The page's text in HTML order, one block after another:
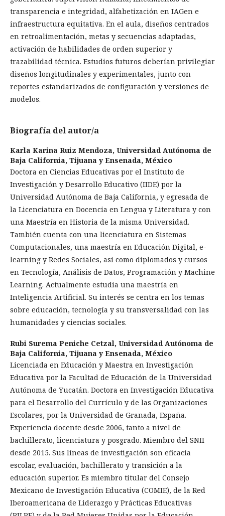
transparencia e integridad, alfabetización en IAGen e
infraestructura equitativa. En el aula, diseños centrados
en retroalimentación, metas y secuencias adaptadas,
activación de habilidades de orden superior y
trazabilidad técnica. Estudios futuros deberían privilegiar
diseños longitudinales y experimentales, junto con
reportes estandarizados de configuración y versiones de
modelos.
Biografía del autor/a
Karla Karina Ruiz Mendoza, Universidad Autónoma de
Baja California, Tijuana y Ensenada, México
Doctora en Ciencias Educativas por el Instituto de
Investigación y Desarrollo Educativo (IIDE) por la
Universidad Autónoma de Baja California, y egresada de
la Licenciatura en Docencia en Lengua y Literatura y con
una Maestría en Historia de la misma Universidad.
También cuenta con una licenciatura en Sistemas
Computacionales, una maestría en Educación Digital, e-
learning y Redes Sociales, así como diplomados y cursos
en Tecnología, Análisis de Datos, Programación y Machine
Learning. Actualmente estudia una maestría en
Inteligencia Artificial. Su interés se centra en los temas
sobre educación, tecnología y su transversalidad con las
humanidades y ciencias sociales.
Rubi Surema Peniche Cetzal, Universidad Autónoma de
Baja California, Tijuana y Ensenada, México
Licenciada en Educación y Maestra en Investigación
Educativa por la Facultad de Educación de la Universidad
Autónoma de Yucatán. Doctora en Investigación Educativa
para el Desarrollo del Currículo y de las Organizaciones
Escolares, por la Universidad de Granada, España.
Experiencia docente desde 2006, tanto a nivel de
bachillerato, licenciatura y posgrado. Miembro del SNII
desde 2015. Sus líneas de investigación son eficacia
escolar, evaluación, bachillerato y transición a la
educación superior. Es miembro titular del Consejo
Mexicano de Investigación Educativa (COMIE), de la Red
Iberoamericana de Liderazgo y Prácticas Educativas